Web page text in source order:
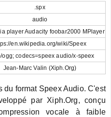
.spx
audio
player Audacity foobar2000 MPlayer
en.wikipedia.org/wiki/Speex
ogg; codecs=speex audio/x-speex
Jean-Marc Valin (Xiph.Org)
du format Speex Audio. C'est
par Xiph.Org, conçu
vocale à faible